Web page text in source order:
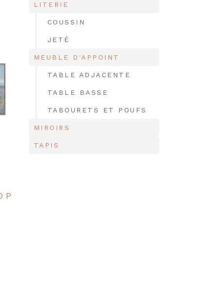
P
LITERIE
COUSSIN
JETÉ
MEUBLE D'APPOINT
TABLE ADJACENTE
TABLE BASSE
TABOURETS ET POUFS
MIROIRS
TAPIS